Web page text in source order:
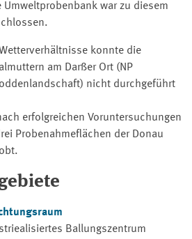
war zu diesem
konnte die
am Darßer Ort (NP
nicht durchgeführt
erfolgreichen Voruntersuchungen
Probenahmeflächen der Donau
Ballungszentrum